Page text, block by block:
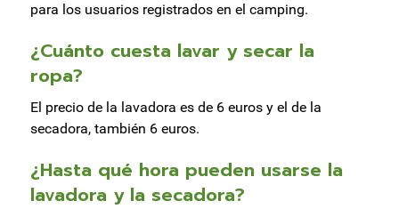
para los usuarios registrados en el camping.
¿Cuánto cuesta lavar y secar la
ropa?
El precio de la lavadora es de 6 euros y el de la
secadora, también 6 euros.
¿Hasta qué hora pueden usarse la
lavadora y la secadora?